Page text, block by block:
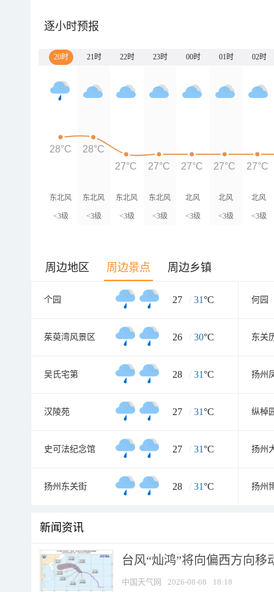
逐小时预报
20时 21时 22时 23时 00时 01时 02时
东北风
<3级
东北风
<3级
东北风
<3级
东北风
<3级
北风
<3级
北风
<3级
北风
<3级
28°C
28°C
27°C
27°C 27°C 27°C 27°C
周边地区 周边景点 周边乡镇
个园 27 / 31°C 何园
茱萸湾风景区 26 / 30°C
吴氏宅第 28 / 31°C
汉陵苑 27 / 31°C 纵棹
史可法纪念馆 27 / 31°C 扬州
扬州东关街 28 / 31°C 扬州
新闻资讯
台风“灿鸿”将向偏西方向移
中国天气网 2026-08-08 18:18